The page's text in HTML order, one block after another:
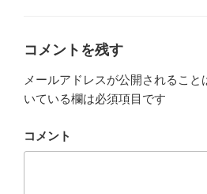
ー
コメントを残す
メールアドレスが公開されること
いている欄は必須項目です
コメント